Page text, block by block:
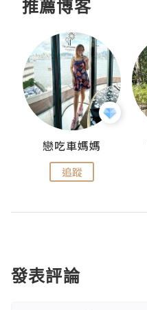
推薦博客
戀吃車媽媽
追蹤
發表評論